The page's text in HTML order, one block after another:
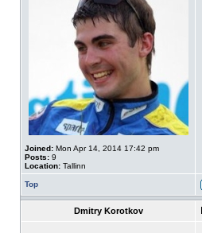
Joined: Mon Apr 14, 2014 17:42 pm
Posts: 9
Location: Tallinn
Top
Dmitry Korotkov